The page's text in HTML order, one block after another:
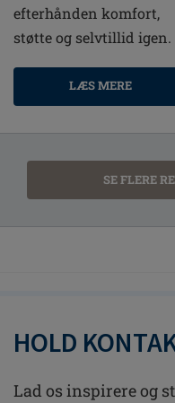
efterhånden komfort,
støtte og selvtillid igen.
LÆS MERE
SE FLERE
HOLD
Lad os inspirere og